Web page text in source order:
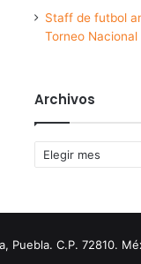
Staff de futbol
Torneo Nacional
Archivos
Archivos
C.P. 72810.